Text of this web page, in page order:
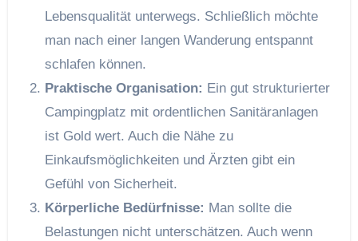
Lebensqualität unterwegs. Schließlich möchte
man nach einer langen Wanderung entspannt
schlafen können.
Praktische Organisation: Ein gut strukturierter
Campingplatz mit ordentlichen Sanitäranlagen
ist Gold wert. Auch die Nähe zu
Einkaufsmöglichkeiten und Ärzten gibt ein
Gefühl von Sicherheit.
Körperliche Bedürfnisse: Man sollte die
Belastungen nicht unterschätzen. Auch wenn